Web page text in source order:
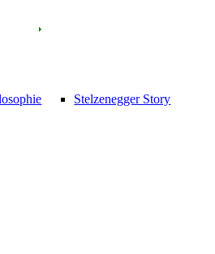
Stelzenegger Story